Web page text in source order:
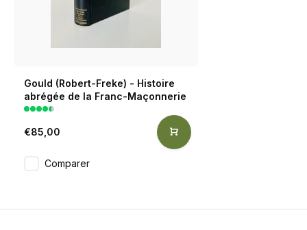
Gould (Robert-Freke) - Histoire
abrégée de la Franc-Maçonnerie
€85,00
Comparer